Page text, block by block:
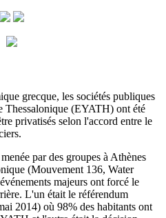
grecque, les sociétés publiques
(EYATH) ont été
privatisés selon l'accord entre le
par des groupes à Athènes
(Mouvement 136, Water
majeurs ont forcé le
L'un était le référendum
2014) où 98% des habitants ont